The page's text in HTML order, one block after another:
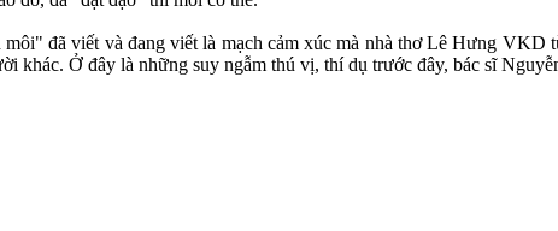
đã viết và đang viết là mạch cảm xúc mà nhà thơ Lê Hưng
khác. Ở đây là những suy ngẫm thú vị, thí dụ trước đây, bác sĩ